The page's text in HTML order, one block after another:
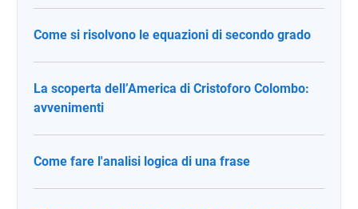
Come si risolvono le equazioni di secondo grado
La scoperta dell’America di Cristoforo Colombo:
avvenimenti
Come fare l'analisi logica di una frase